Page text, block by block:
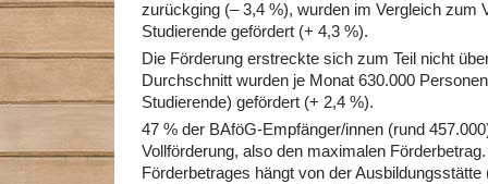
zurückging (– 3,4 %), wurden im Vergleich zum
Studierende gefördert (+ 4,3 %).
Die Förderung erstreckte sich zum Teil nicht
Durchschnitt wurden je Monat 630.000
Studierende) gefördert (+ 2,4 %).
47 % der BAföG-Empfänger/innen (rund
Vollförderung, also den maximalen
Förderbetrages hängt von der